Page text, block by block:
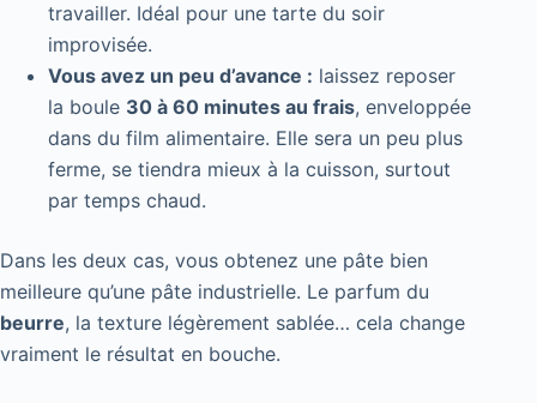
travailler. Idéal pour une tarte du soir
improvisée.
Vous avez un peu d’avance : laissez reposer
la boule 30 à 60 minutes au frais, enveloppée
dans du film alimentaire. Elle sera un peu plus
ferme, se tiendra mieux à la cuisson, surtout
par temps chaud.
Dans les deux cas, vous obtenez une pâte bien
meilleure qu’une pâte industrielle. Le parfum du
beurre, la texture légèrement sablée… cela change
vraiment le résultat en bouche.